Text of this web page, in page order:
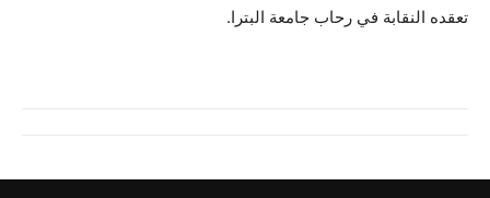
تعقده النقابة في رحاب جامعة البترا.​